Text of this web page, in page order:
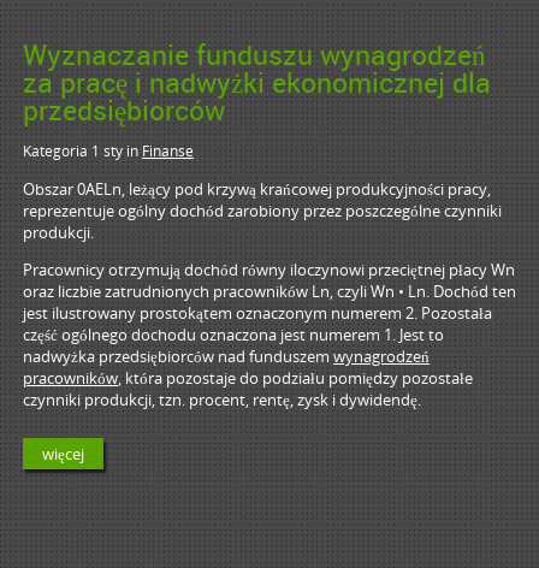
Wyznaczanie funduszu wynagrodzeń
za pracę i nadwyżki ekonomicznej dla
przedsiębiorców
Kategoria 1 styinFinanse
Obszar 0AELn, leżący pod krzywą krańcowej produkcyjności pracy,
reprezentuje ogólny dochód zarobiony przez poszczególne czynniki
produkcji.
Pracownicy otrzymują dochód równy iloczynowi przeciętnej płacy Wn
oraz liczbie zatrudnionych pracowników Ln, czyli Wn • Ln. Dochód ten
jest ilustrowany prostokątem oznaczonym numerem 2. Pozostała
część ogólnego dochodu oznaczona jest numerem 1. Jest to
nadwyżka przedsiębiorców nad funduszemwynagrodzeń
pracowników, która pozostaje do podziału pomiędzy pozostałe
czynniki produkcji, tzn. procent, rentę, zysk i dywidendę.
więcej